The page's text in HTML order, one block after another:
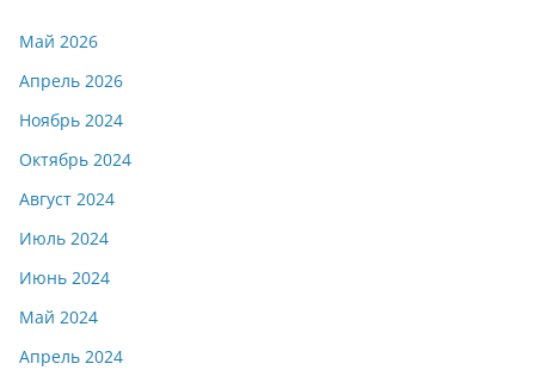
Май 2026
Апрель 2026
Ноябрь 2024
Октябрь 2024
Август 2024
Июль 2024
Июнь 2024
Май 2024
Апрель 2024